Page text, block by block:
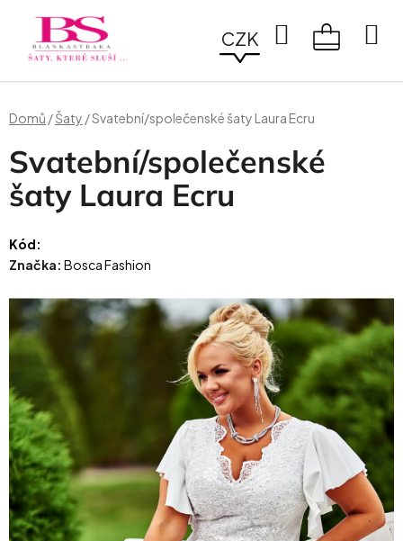
obsah
CZK
Hledat
Domů /Šaty /Svatební/společenské šaty Laura Ecru
Svatební/společenské
šaty Laura Ecru
Kód:
Značka: Bosca Fashion